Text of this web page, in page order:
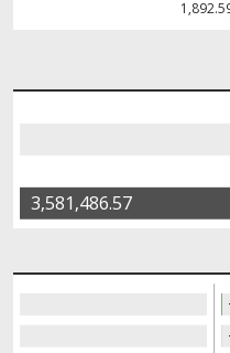
3,581,486.57